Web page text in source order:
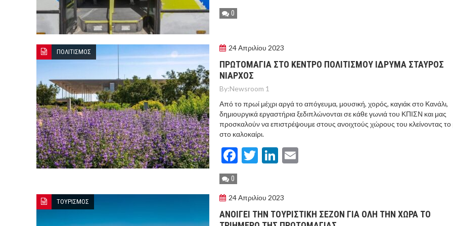
0
ΠΟΛΙΤΙΣΜΟΣ 24 Απριλίου 2023
ΠΡΩΤΟΜΑΓΙΑ ΣΤΟ ΚΕΝΤΡΟ ΠΟΛΙΤΙΣΜΟΥ ΙΔΡΥΜΑ ΣΤΑΥΡΟΣ
ΝΙΑΡΧΟΣ
By:Newsroom 1
Από το πρωί μέχρι αργά το απόγευμα, μουσική, χορός, καγιάκ στο Κανάλι,
δημιουργικά εργαστήρια ξεδιπλώνονται σε κάθε γωνιά του ΚΠΙΣΝ και μας
προσκαλούν να επιστρέψουμε στους ανοιχτούς χώρους του κλείνοντας το
στο καλοκαίρι.
Facebook
TwitterLinkedIn
0
ΤΟΥΡΙΣΜΟΣ 24 Απριλίου 2023
ΑΝΟΙΓΕΙ ΤΗΝ ΤΟΥΡΙΣΤΙΚΗ ΣΕΖΟΝ ΓΙΑ ΟΛΗ ΤΗΝ ΧΩΡΑ ΤΟ